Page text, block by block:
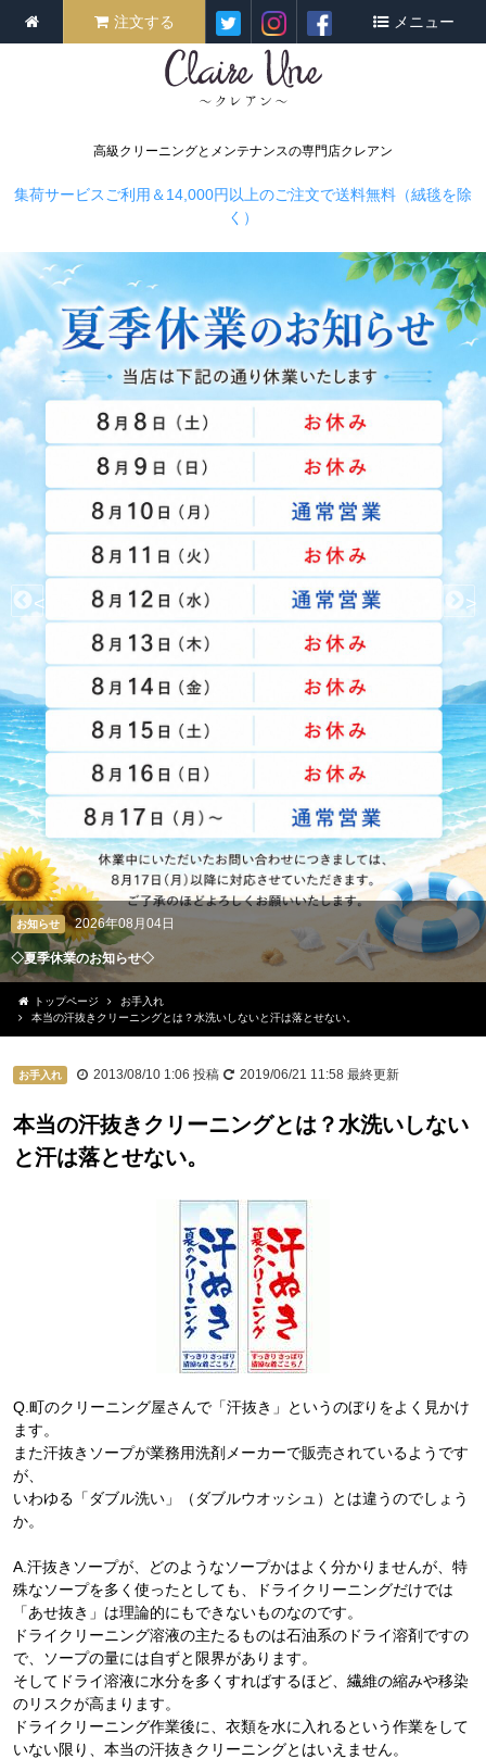
高級クリーニングとメンテナンスの専門店クレアン
注文する メニュー
集荷サービスご利用＆14,000円以上のご注文で送料無料（絨毯を除
く）
クレアン広報室 2026年08月04日
ペルシャ絨毯やギャッベも丸洗い。高級絨毯の専門クリーニング
< >
トップページ
お手入れ
本当の汗抜きクリーニングとは？水洗いしないと汗は落とせない。
お手入れ 2013/08/10 1:06 投稿 2019/06/21 11:58 最終更新
本当の汗抜きクリーニングとは？水洗いしない
と汗は落とせない。
Q.町のクリーニング屋さんで「汗抜き」というのぼりをよく見かけ
ます。
また汗抜きソープが業務用洗剤メーカーで販売されているようです
が、
いわゆる「ダブル洗い」（ダブルウオッシュ）とは違うのでしょう
か。
A.汗抜きソープが、どのようなソープかはよく分かりませんが、特
殊なソープを多く使ったとしても、ドライクリーニングだけでは
「あせ抜き」は理論的にもできないものなのです。
ドライクリーニング溶液の主たるものは石油系のドライ溶剤ですの
で、ソープの量には自ずと限界があります。
そしてドライ溶液に水分を多くすればするほど、繊維の縮みや移染
のリスクが高まります。
ドライクリーニング作業後に、衣類を水に入れるという作業をして
いない限り、本当の汗抜きクリーニングとはいえません。